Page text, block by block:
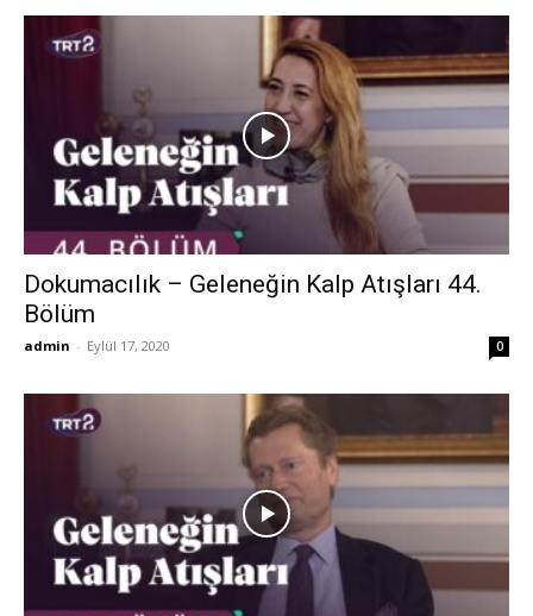
Dokumacılık – Geleneğin Kalp Atışları 44.
Bölüm
admin - Eylül 17, 2020 0